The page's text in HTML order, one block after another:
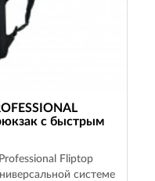
с быстрым
Fliptop
системе